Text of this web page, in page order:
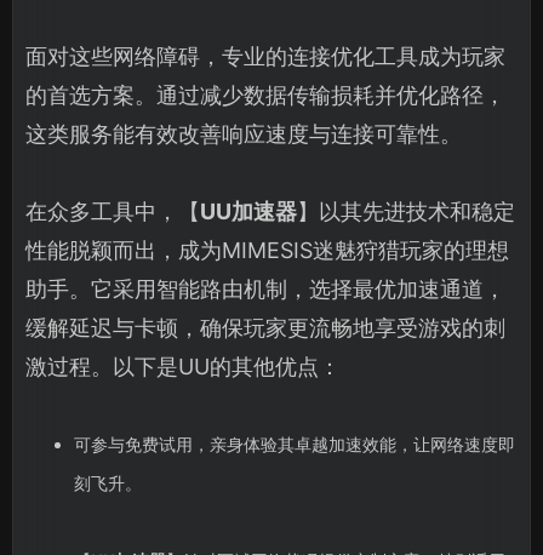
面对这些网络障碍，专业的连接优化工具成为玩家
的首选方案。通过减少数据传输损耗并优化路径，
这类服务能有效改善响应速度与连接可靠性。
在众多工具中，【UU加速器】以其先进技术和稳定
性能脱颖而出，成为MIMESIS迷魅狩猎玩家的理想
助手。它采用智能路由机制，选择最优加速通道，
缓解延迟与卡顿，确保玩家更流畅地享受游戏的刺
激过程。以下是UU的其他优点：
可参与免费试用，亲身体验其卓越加速效能，让网络速度即
刻飞升。